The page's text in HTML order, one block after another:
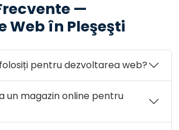
—
Web în Pleşeşti
pentru dezvoltarea web?
un magazin online pentru